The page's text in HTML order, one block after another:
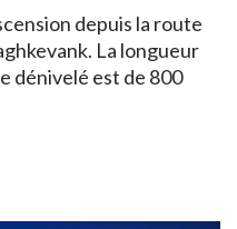
depuis la route
La longueur
dénivelé est de 800